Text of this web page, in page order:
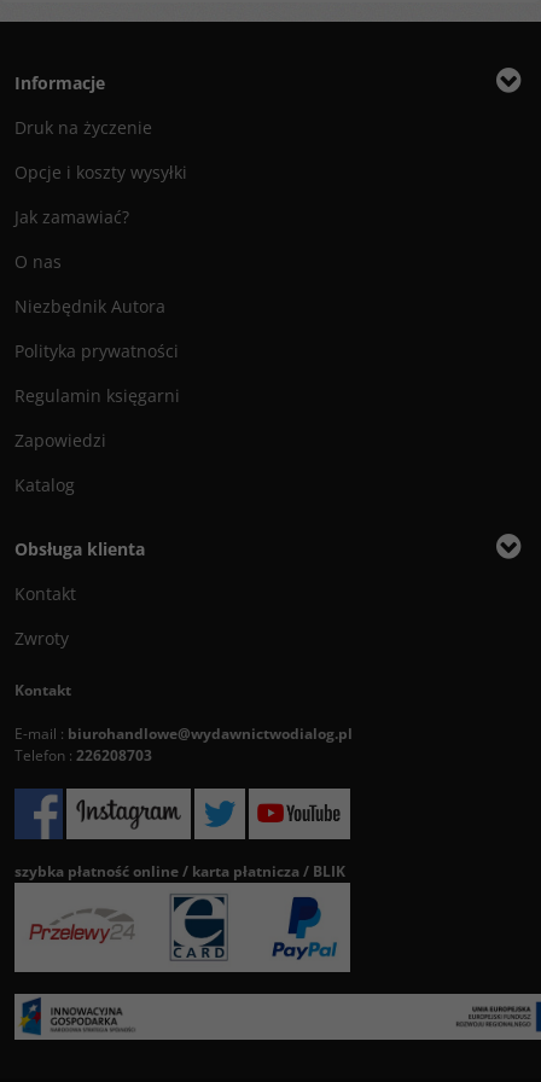
Informacje
Druk na życzenie
Opcje i koszty wysyłki
Jak zamawiać?
O nas
Niezbędnik Autora
Polityka prywatności
Regulamin księgarni
Zapowiedzi
Katalog
Obsługa klienta
Kontakt
Zwroty
Kontakt
E-mail : biurohandlowe@wydawnictwodialog.pl
Telefon : 226208703
szybka płatność online / karta płatnicza / BLIK